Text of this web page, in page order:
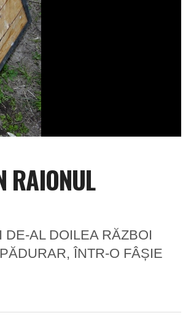
RAIONUL
AL DOILEA RĂZBOI
ÎNTR-O FÂȘIE